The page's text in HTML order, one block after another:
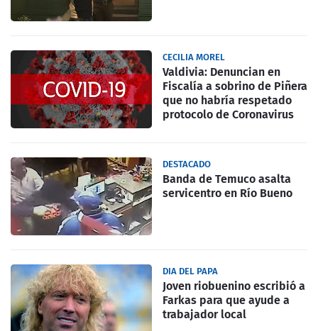
CECILIA MOREL
Valdivia: Denuncian en
Fiscalía a sobrino de Piñera
que no habría respetado
protocolo de Coronavirus
DESTACADO
Banda de Temuco asalta
servicentro en Río Bueno
DIA DEL PAPA
Joven riobuenino escribió a
Farkas para que ayude a
trabajador local